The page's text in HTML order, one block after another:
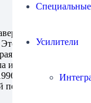
Усилители
помнят
была маленькая
несмотря на то,
интерес публики
года Несмотря
первый продукт